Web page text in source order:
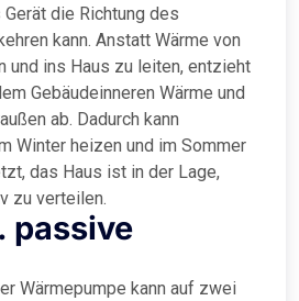
die Richtung des
kann. Anstatt Wärme von
und ins Haus zu leiten, entzieht
Gebäudeinneren Wärme und
ab. Dadurch kann
Winter heizen und im Sommer
das Haus ist in der Lage,
zu verteilen.
passive
Wärmepumpe kann auf zwei